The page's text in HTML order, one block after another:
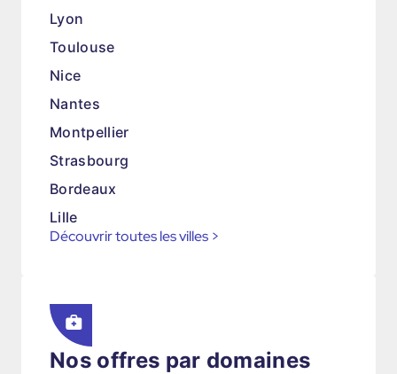
Lyon
Toulouse
Nice
Nantes
Montpellier
Strasbourg
Bordeaux
Lille
Découvrir toutes les villes >
Nos offres par domaines